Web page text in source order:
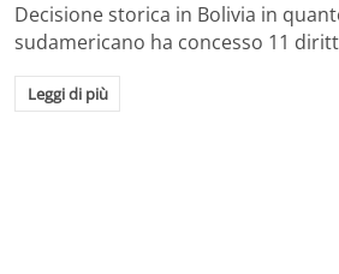
Decisione storica in Bolivia in
sudamericano ha concesso 11
Leggi di più